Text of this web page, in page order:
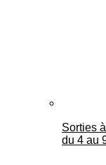
Sorties
du 4 au